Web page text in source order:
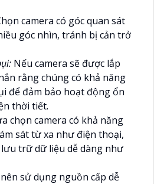
camera có góc quan sát
góc nhìn, tránh bị cản trở
Nếu camera sẽ được lắp
rằng chúng có khả năng
để đảm bảo hoạt động ổn
thời tiết.
chọn camera có khả năng
sát từ xa như điện thoại,
trữ dữ liệu dễ dàng như
sử dụng nguồn cấp dễ